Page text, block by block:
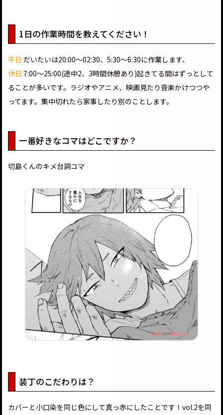
1日の作業時間を教えてください！
平日:だいたいは20:00〜02:30、5:30〜6:30に作業します、
休日:7:00〜25:00(途中2、3時間休憩あり)起きてる間はずっとして
ることが多いです。ラジオやアニメ、映画見たり音楽かけつつや
ってます。集中切れたら家事したり別のことします。
一番好きなコマはどこですか？
切島くんのキメ台詞コマ
装丁のこだわりは？
カバーと小口染を同じ色にして真っ赤にしたことです！vol.2を同